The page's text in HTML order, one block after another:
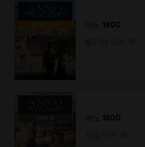
아노 1800
아노 1800